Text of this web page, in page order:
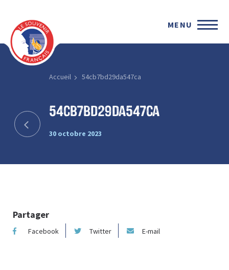
MENU
Accueil 54cb7bd29da547ca
54cb7bd29da547ca
30 octobre 2023
Partager
Facebook Twitter E-mail